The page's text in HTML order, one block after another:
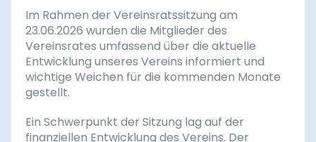
Im Rahmen der Vereinsratssitzung am
23.06.2026 wurden die Mitglieder des
Vereinsrates umfassend über die aktuelle
Entwicklung unseres Vereins informiert und
wichtige Weichen für die kommenden Monate
gestellt.
Ein Schwerpunkt der Sitzung lag auf der
finanziellen Entwicklung des Vereins. Der